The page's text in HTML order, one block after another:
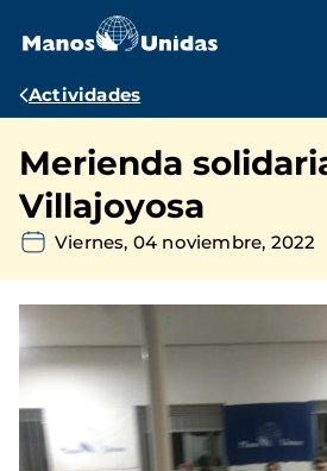
contenido
Ruta
navegación
Actividades
Merienda
Villajoyosa
Viernes, 04 noviembre, 2022